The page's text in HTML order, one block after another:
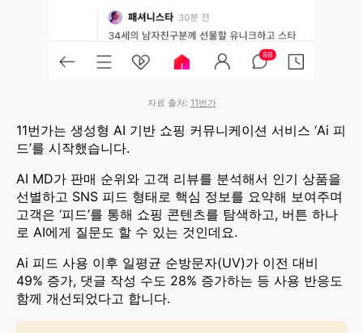
자료 출처: 11번가
11번가는 생성형 AI 기반 쇼핑 커뮤니케이션 서비스 ‘Ai 피
드’를 시작했습니다.
AI MD가 판매 순위와 고객 리뷰를 분석해서 인기 상품을
선별하고 SNS 피드 형태로 핵심 정보를 요약해 보여주며
고객은 ‘피드’를 통해 쇼핑 콘텐츠를 탐색하고, 버튼 하나
로 AI에게 질문도 할 수 있는 것인데요.
Ai 피드 사용 이후 일평균 순방문자(UV)가 이전 대비
49% 증가, 댓글 작성 수도 28% 증가하는 등 사용 반응도
함께 개선되었다고 합니다.